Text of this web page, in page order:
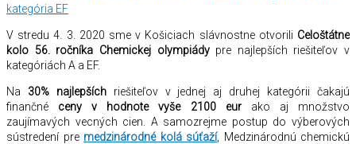
kategória EF
V stredu 4. 3. 2020 sme v Košiciach slávnostne otvorili Celoštátne
kolo 56. ročníka Chemickej olympiádypre najlepších riešiteľov v
kategóriách A a EF.
Na 30% najlepšíchriešiteľov v jednej aj druhej kategórii čakajú
finančné ceny v hodnote vyše 2100 eurako aj množstvo
zaujímavých vecných cien. A samozrejme postup do výberových
sústredení pre medzinárodné kolá súťaží, Medzinárodnú chemickú